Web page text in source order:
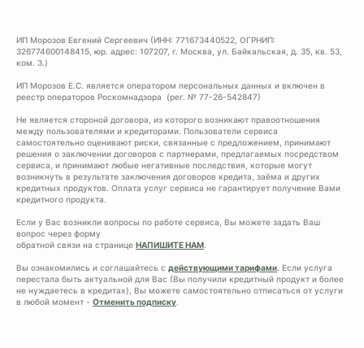
ИП Морозов Евгений Сергеевич (ИНН: 771673440522, ОГРНИП:
326774600148415, юр. адрес: 107207, г. Москва, ул. Байкальская, д. 35, кв. 53,
ком. 3.)
ИП Морозов Е.С. является оператором персональных данных и включен в
реестр операторов Роскомнадзора (рег. № 77-26-542847)
Не является стороной договора, из которого возникают правоотношения
между пользователями и кредиторами. Пользователи сервиса
самостоятельно оценивают риски, связанные с предложением, принимают
решения о заключении договоров с партнерами, предлагаемых посредством
сервиса, и принимают любые негативные последствия, которые могут
возникнуть в результате заключения договоров кредита, заёма и других
кредитных продуктов. Оплата услуг сервиса не гарантирует получение Вами
кредитного продукта.
Если у Вас возникли вопросы по работе сервиса, Вы можете задать Ваш
вопрос через форму
обратной связи на странице НАПИШИТЕ НАМ.
Вы ознакомились и соглашайтесь с действующими тарифами. Если услуга
перестала быть актуальной для Вас (Вы получили кредитный продукт и более
не нуждаетесь в кредитах), Вы можете самостоятельно отписаться от услуги
в любой момент - Отменить подписку.